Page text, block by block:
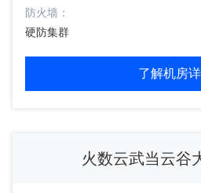
防火墙：
硬防集群
了解机房
火数云武当云谷